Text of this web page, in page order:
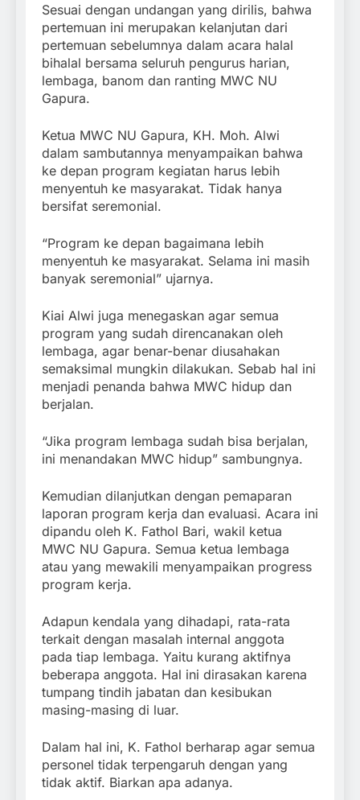
Sesuai dengan undangan yang dirilis, bahwa
pertemuan ini merupakan kelanjutan dari
pertemuan sebelumnya dalam acara halal
bihalal bersama seluruh pengurus harian,
lembaga, banom dan ranting MWC NU
Gapura.
Ketua MWC NU Gapura, KH. Moh. Alwi
dalam sambutannya menyampaikan bahwa
ke depan program kegiatan harus lebih
menyentuh ke masyarakat. Tidak hanya
bersifat seremonial.
“Program ke depan bagaimana lebih
menyentuh ke masyarakat. Selama ini masih
banyak seremonial” ujarnya.
Kiai Alwi juga menegaskan agar semua
program yang sudah direncanakan oleh
lembaga, agar benar-benar diusahakan
semaksimal mungkin dilakukan. Sebab hal ini
menjadi penanda bahwa MWC hidup dan
berjalan.
“Jika program lembaga sudah bisa berjalan,
ini menandakan MWC hidup” sambungnya.
Kemudian dilanjutkan dengan pemaparan
laporan program kerja dan evaluasi. Acara ini
dipandu oleh K. Fathol Bari, wakil ketua
MWC NU Gapura. Semua ketua lembaga
atau yang mewakili menyampaikan progress
program kerja.
Adapun kendala yang dihadapi, rata-rata
terkait dengan masalah internal anggota
pada tiap lembaga. Yaitu kurang aktifnya
beberapa anggota. Hal ini dirasakan karena
tumpang tindih jabatan dan kesibukan
masing-masing di luar.
Dalam hal ini, K. Fathol berharap agar semua
personel tidak terpengaruh dengan yang
tidak aktif. Biarkan apa adanya.